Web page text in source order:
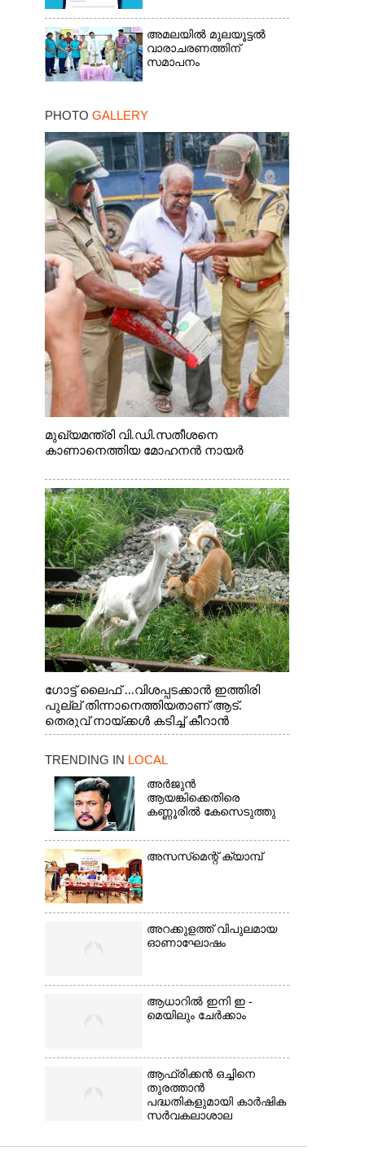
അമലയിൽ മുലയൂട്ടൽ
വാരാചരണത്തിന്
സമാപനം
PHOTO GALLERY
മുഖ്യമന്ത്രി വി.ഡി.സതീശനെ
കാണാനെത്തിയ മോഹനൻ നായർ
ഗോട്ട് ലൈഫ് ...വിശപ്പടക്കാൻ ഇത്തിരി
പുല്ല് തിന്നാനെത്തിയതാണ് ആട്.
തെരുവ് നായ്ക്കൾ കടിച്ച് കീറാൻ
വന്നതോടെ വയറിന്റെ ആന്തൽ മറന്ന്
വാത്തുരുത്തിയിൽ നിന്നുള്ള കാഴ്ച
TRENDING IN LOCAL
അർജുൻ
ആയങ്കിക്കെതിരെ
കണ്ണൂരിൽ കേസെടുത്തു
അസസ്‌മെന്റ് ക്യാമ്പ്
അറക്കുളത്ത് വിപുലമായ
ഓണാഘോഷം
ആധാറിൽ ഇനി ഇ -
മെയിലും ചേർക്കാം
ആഫ്രിക്കൻ ഒച്ചിനെ
തുരത്താൻ
പദ്ധതികളുമായി കാർഷിക
സർവകലാശാല